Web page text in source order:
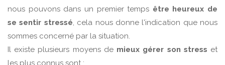
nous pouvons dans un premier temps être heureux de
se sentir stressé, cela nous donne l'indication que nous
sommes concerné par la situation.
Il existe plusieurs moyens de mieux gérer son stress et
les plus connus sont :